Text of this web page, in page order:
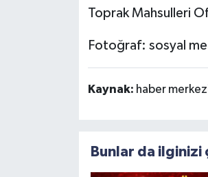
Toprak Mahsulleri
Fotoğraf: sosyal
Kaynak: haber
Bunlar da ilginizi